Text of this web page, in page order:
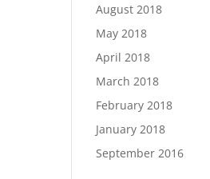
August 2018
May 2018
April 2018
March 2018
February 2018
January 2018
September 2016